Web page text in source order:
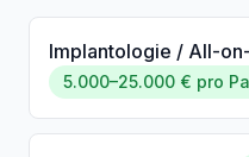
Implantologie / All-
5.000–25.000 € pro